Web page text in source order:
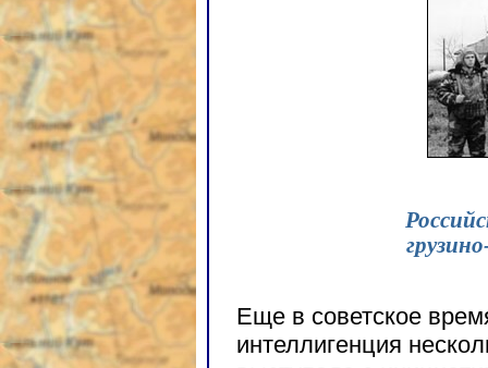
Еще в советское
интеллигенция